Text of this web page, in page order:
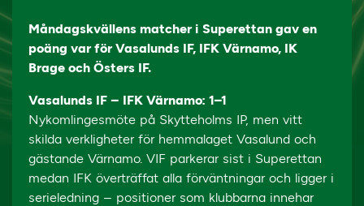
Måndagskvällens matcher i Superettan gav en
poäng var för Vasalunds IF, IFK Värnamo, IK
Brage och Östers IF.
Vasalunds IF – IFK Värnamo: 1–1
Nykomlingesmöte på Skytteholms IP, men vitt
skilda verkligheter för hemmalaget Vasalund och
gästande Värnamo. VIF parkerar sist i Superettan
medan IFK överträffat alla förväntningar och ligger i
serieledning – positioner som klubbarna innehar